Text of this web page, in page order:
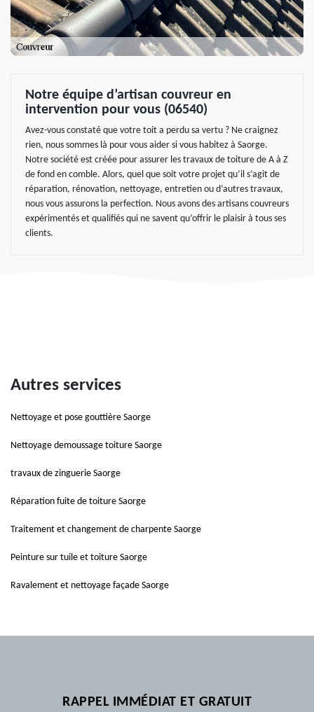
Notre équipe d’artisan couvreur en
intervention pour vous (06540)
Avez-vous constaté que votre toit a perdu sa vertu ? Ne craignez
rien, nous sommes là pour vous aider si vous habitez à Saorge.
Notre société est créée pour assurer les travaux de toiture de A à Z
de fond en comble. Alors, quel que soit votre projet qu’il s’agit de
réparation, rénovation, nettoyage, entretien ou d’autres travaux,
nous vous assurons la perfection. Nous avons des artisans couvreurs
expérimentés et qualifiés qui ne savent qu’offrir le plaisir à tous ses
clients.
Autres services
Nettoyage et pose gouttière Saorge
Nettoyage demoussage toiture Saorge
travaux de zinguerie Saorge
Réparation fuite de toiture Saorge
Traitement et changement de charpente Saorge
Peinture sur tuile et toiture Saorge
Ravalement et nettoyage façade Saorge
RAPPEL IMMÉDIAT ET GRATUIT